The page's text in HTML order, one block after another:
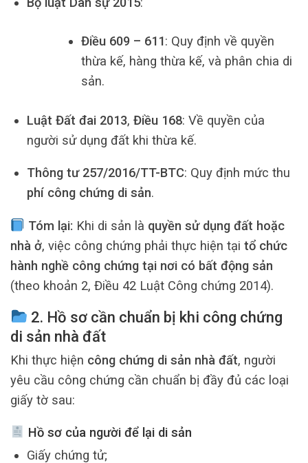
Điều 609 – 611: Quy định về quyền
thừa kế, hàng thừa kế, và phân chia di
sản.
Luật Đất đai 2013, Điều 168: Về quyền của
người sử dụng đất khi thừa kế.
Thông tư 257/2016/TT-BTC: Quy định mức thu
phí công chứng di sản.
Tóm lại: Khi di sản là quyền sử dụng đất hoặc
nhà ở, việc công chứng phải thực hiện tại tổ chức
hành nghề công chứng tại nơi có bất động sản
(theo khoản 2, Điều 42 Luật Công chứng 2014).
2. Hồ sơ cần chuẩn bị khi công chứng
di sản nhà đất
Khi thực hiện công chứng di sản nhà đất, người
yêu cầu công chứng cần chuẩn bị đầy đủ các loại
giấy tờ sau:
Hồ sơ của người để lại di sản
Giấy chứng tử;